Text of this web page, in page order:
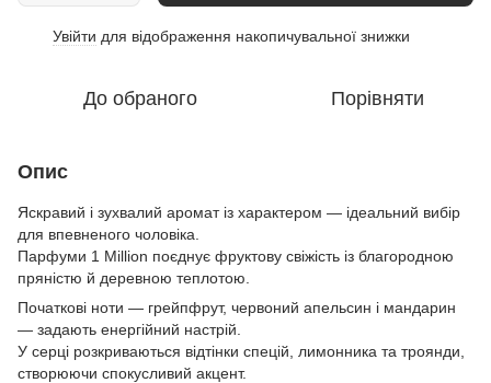
Увійти для відображення накопичувальної знижки
До обраного Порівняти
Опис
Яскравий і зухвалий аромат із характером — ідеальний вибір
для впевненого чоловіка.
Парфуми 1 Міllіоn поєднує фруктову свіжість із благородною
пряністю й деревною теплотою.
Початкові ноти — грейпфрут, червоний апельсин і мандарин
— задають енергійний настрій.
У серці розкриваються відтінки спецій, лимонника та троянди,
створюючи спокусливий акцент.